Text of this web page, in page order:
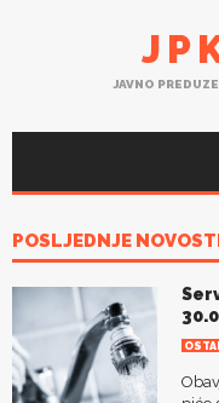
JAVNO
POSLJEDNJE